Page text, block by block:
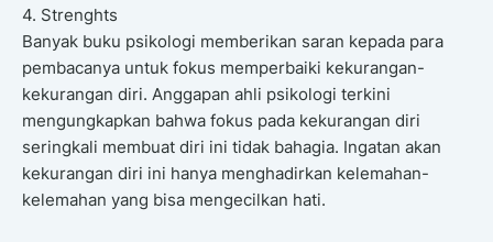
4. Strenghts
Banyak buku psikologi memberikan saran kepada para
pembacanya untuk fokus memperbaiki kekurangan-
kekurangan diri. Anggapan ahli psikologi terkini
mengungkapkan bahwa fokus pada kekurangan diri
seringkali membuat diri ini tidak bahagia. Ingatan akan
kekurangan diri ini hanya menghadirkan kelemahan-
kelemahan yang bisa mengecilkan hati.